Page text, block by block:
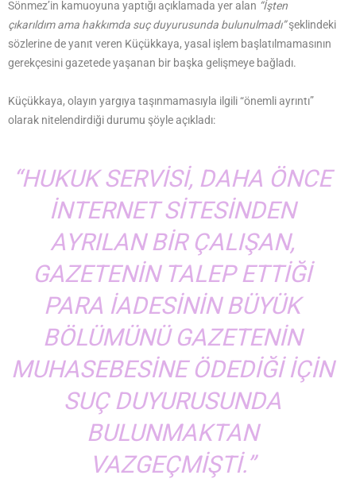
Sönmez’in kamuoyuna yaptığı açıklamada yer alan “İşten
çıkarıldım ama hakkımda suç duyurusunda bulunulmadı”şeklindeki
sözlerine de yanıt veren Küçükkaya, yasal işlem başlatılmamasının
gerekçesini gazetede yaşanan bir başka gelişmeye bağladı.
Küçükkaya, olayın yargıya taşınmamasıyla ilgili “önemli ayrıntı”
olarak nitelendirdiği durumu şöyle açıkladı:
“HUKUK SERVISI, DAHA ÖNCE
INTERNET SITESINDEN
AYRILAN BIR ÇALIŞAN,
GAZETENIN TALEP ETTIĞI
PARA IADESININ BÜYÜK
BÖLÜMÜNÜ GAZETENIN
MUHASEBESINE ÖDEDIĞI IÇIN
SUÇ DUYURUSUNDA
BULUNMAKTAN
VAZGEÇMIŞTI.”